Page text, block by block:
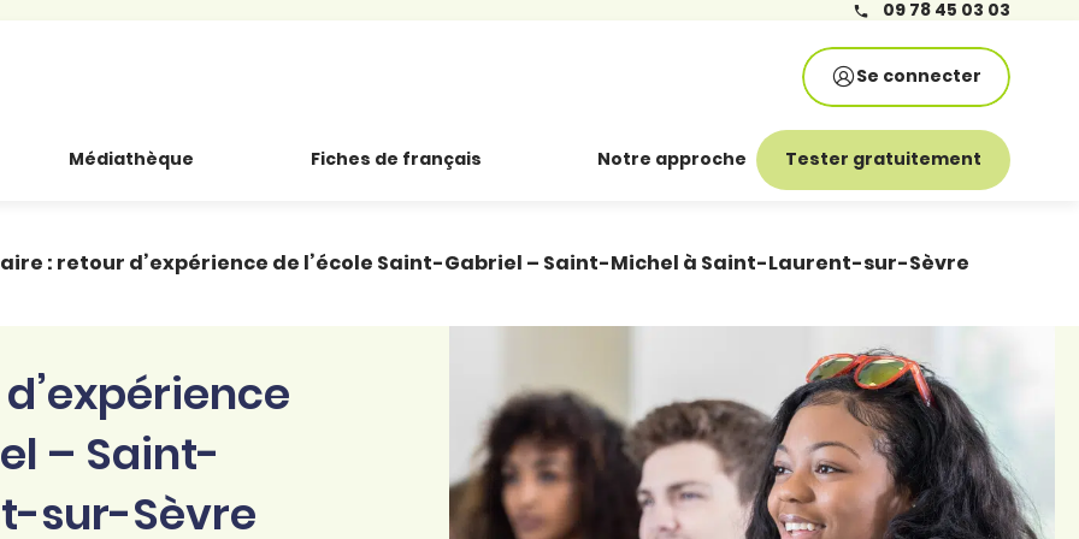
09 78 45 03 03
Se connecter
Médiathèque Fiches de français Notre approche Tester gratuitement
: retour d’expérience de l’école Saint-Gabriel – Saint-Michel à Saint-Laurent-sur-Sèvre
– Saint-
sur-Sèvre